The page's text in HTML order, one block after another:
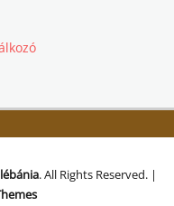
. All Rights Reserved. |